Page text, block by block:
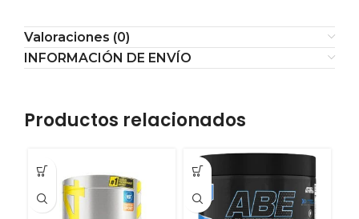
Valoraciones (0)
INFORMACIÓN DE ENVÍO
Productos relacionados